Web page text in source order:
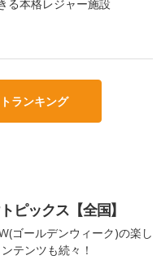
る本格レジャー施設
ランキング
ピックス【全国】
ゴールデンウィーク)の楽し
テンツも続々！